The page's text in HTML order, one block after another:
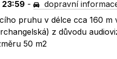
- dopravní
pruhu v délce cca 160
z důvodu
50 m2